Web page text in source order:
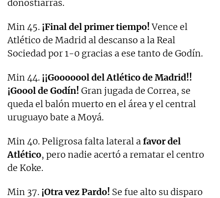
donostiarras.
Min 45. ¡Final del primer tiempo!Vence el
Atlético de Madrid al descanso a la Real
Sociedad por 1-0 gracias a ese tanto de Godín.
Min 44. ¡¡Gooooool del Atlético de Madrid!!
¡Goool de Godín! Gran jugada de Correa, se
queda el balón muerto en el área y el central
uruguayo bate a Moyá.
Min 40. Peligrosa falta lateral afavor del
Atlético, pero nadie acertó a rematar el centro
de Koke.
Min 37. ¡Otra vez Pardo! Se fue alto su disparo